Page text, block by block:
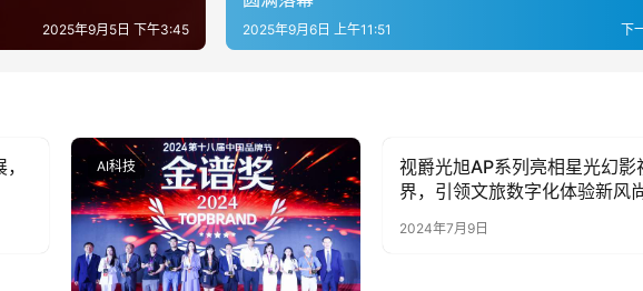
2025年9月5日 下午3:45 下
2025年9月6日 上午11:51
AI科技 AI科技
视爵光旭AP系列亮相星光幻影
界，引领文旅数字化体验新风
2024年7月9日